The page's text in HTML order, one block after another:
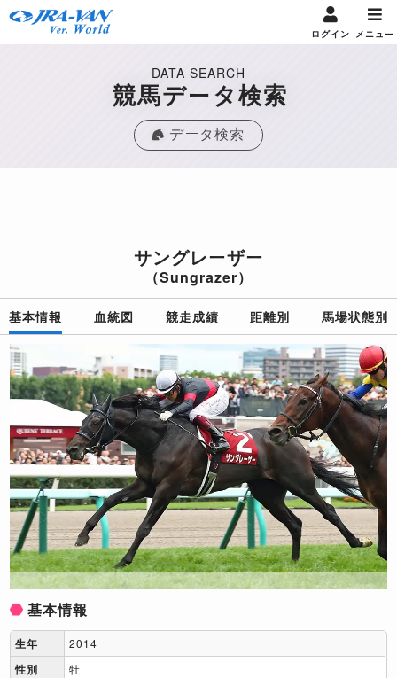
ログイン メニュー
DATA SEARCH
競馬データ検索
データ検索
サングレーザー
（Sungrazer）
基本情報 血統図 競走成績 距離別 馬場状態別
基本情報
生年 2014
性別 牡